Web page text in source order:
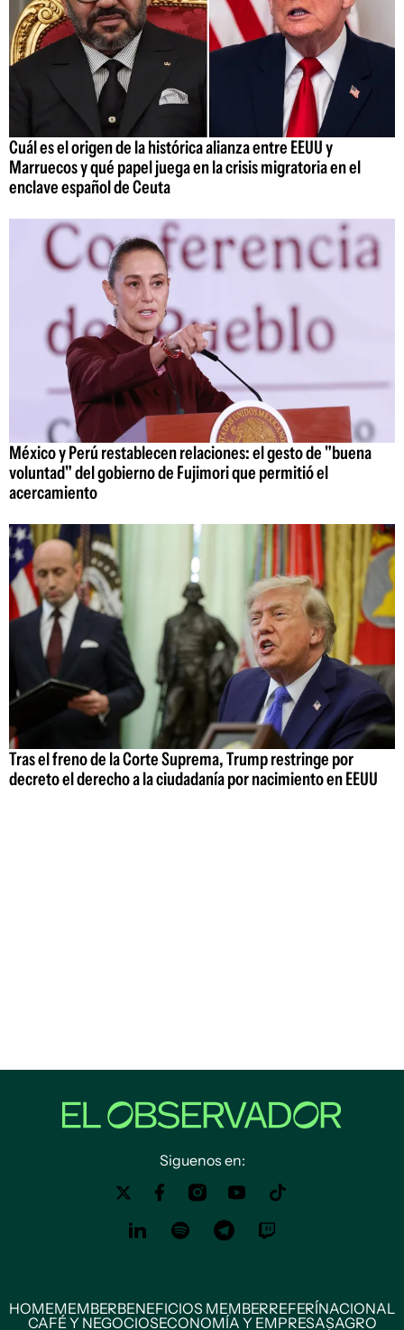
Cuál es el origen de la histórica alianza entre EEUU y
Marruecos y qué papel juega en la crisis migratoria en el
enclave español de Ceuta
México y Perú restablecen relaciones: el gesto de "buena
voluntad" del gobierno de Fujimori que permitió el
acercamiento
Tras el freno de la Corte Suprema, Trump restringe por
decreto el derecho a la ciudadanía por nacimiento en EEUU
Siguenos en:
HOMEMEMBERBENEFICIOS MEMBERREFERÍNACIONAL
CAFÉ Y NEGOCIOSECONOMÍA Y EMPRESASAGRO